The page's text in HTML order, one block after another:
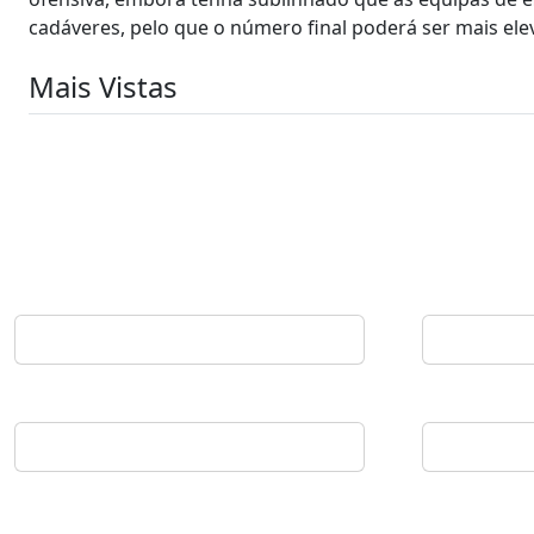
cadáveres, pelo que o número final poderá ser mais
Mais Vistas